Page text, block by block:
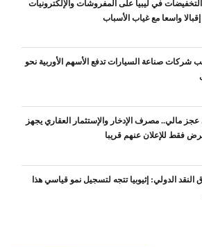
في ليبيا على المفروشات والإلكترونيات
واسعا مع غياب الأسباب
شركات صناعة السيارات تدفع الأسهم الأوربية نحو
عجز مالي.. مصرف الإدخار والإستثمار العقاري يجهز
النقد الدولي: إثيوبيا تتجه لتسجيل نمو قياسي هذا